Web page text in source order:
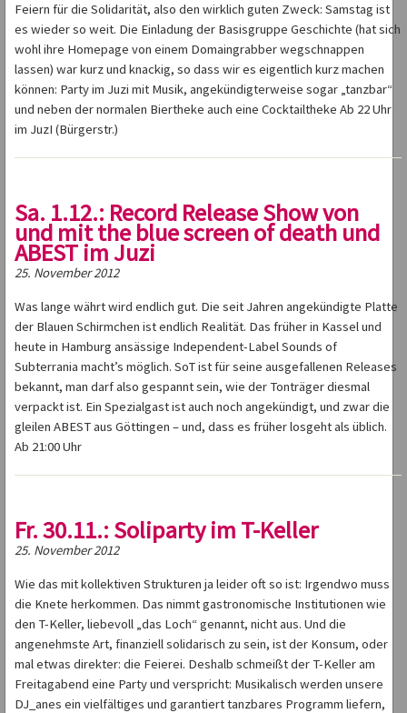
Feiern für die Solidarität, also den wirklich guten Zweck: Samstag ist
es wieder so weit. Die Einladung der Basisgruppe Geschichte (hat sich
wohl ihre Homepage von einem Domaingrabber wegschnappen
lassen) war kurz und knackig, so dass wir es eigentlich kurz machen
können: Party im Juzi mit Musik, angekündigterweise sogar „tanzbar“
und neben der normalen Biertheke auch eine Cocktailtheke Ab 22 Uhr
im JuzI (Bürgerstr.)
Sa. 1.12.: Record Release Show von
und mit the blue screen of death und
ABEST im Juzi
25. November 2012
Was lange währt wird endlich gut. Die seit Jahren angekündigte Platte
der Blauen Schirmchen ist endlich Realität. Das früher in Kassel und
heute in Hamburg ansässige Independent-Label Sounds of
Subterrania macht’s möglich. SoT ist für seine ausgefallenen Releases
bekannt, man darf also gespannt sein, wie der Tonträger diesmal
verpackt ist. Ein Spezialgast ist auch noch angekündigt, und zwar die
gleilen ABEST aus Göttingen – und, dass es früher losgeht als üblich.
Ab 21:00 Uhr
Fr. 30.11.: Soliparty im T-Keller
25. November 2012
Wie das mit kollektiven Strukturen ja leider oft so ist: Irgendwo muss
die Knete herkommen. Das nimmt gastronomische Institutionen wie
den T-Keller, liebevoll „das Loch“ genannt, nicht aus. Und die
angenehmste Art, finanziell solidarisch zu sein, ist der Konsum, oder
mal etwas direkter: die Feierei. Deshalb schmeißt der T-Keller am
Freitagabend eine Party und verspricht: Musikalisch werden unsere
DJ_anes ein vielfältiges und garantiert tanzbares Programm liefern,